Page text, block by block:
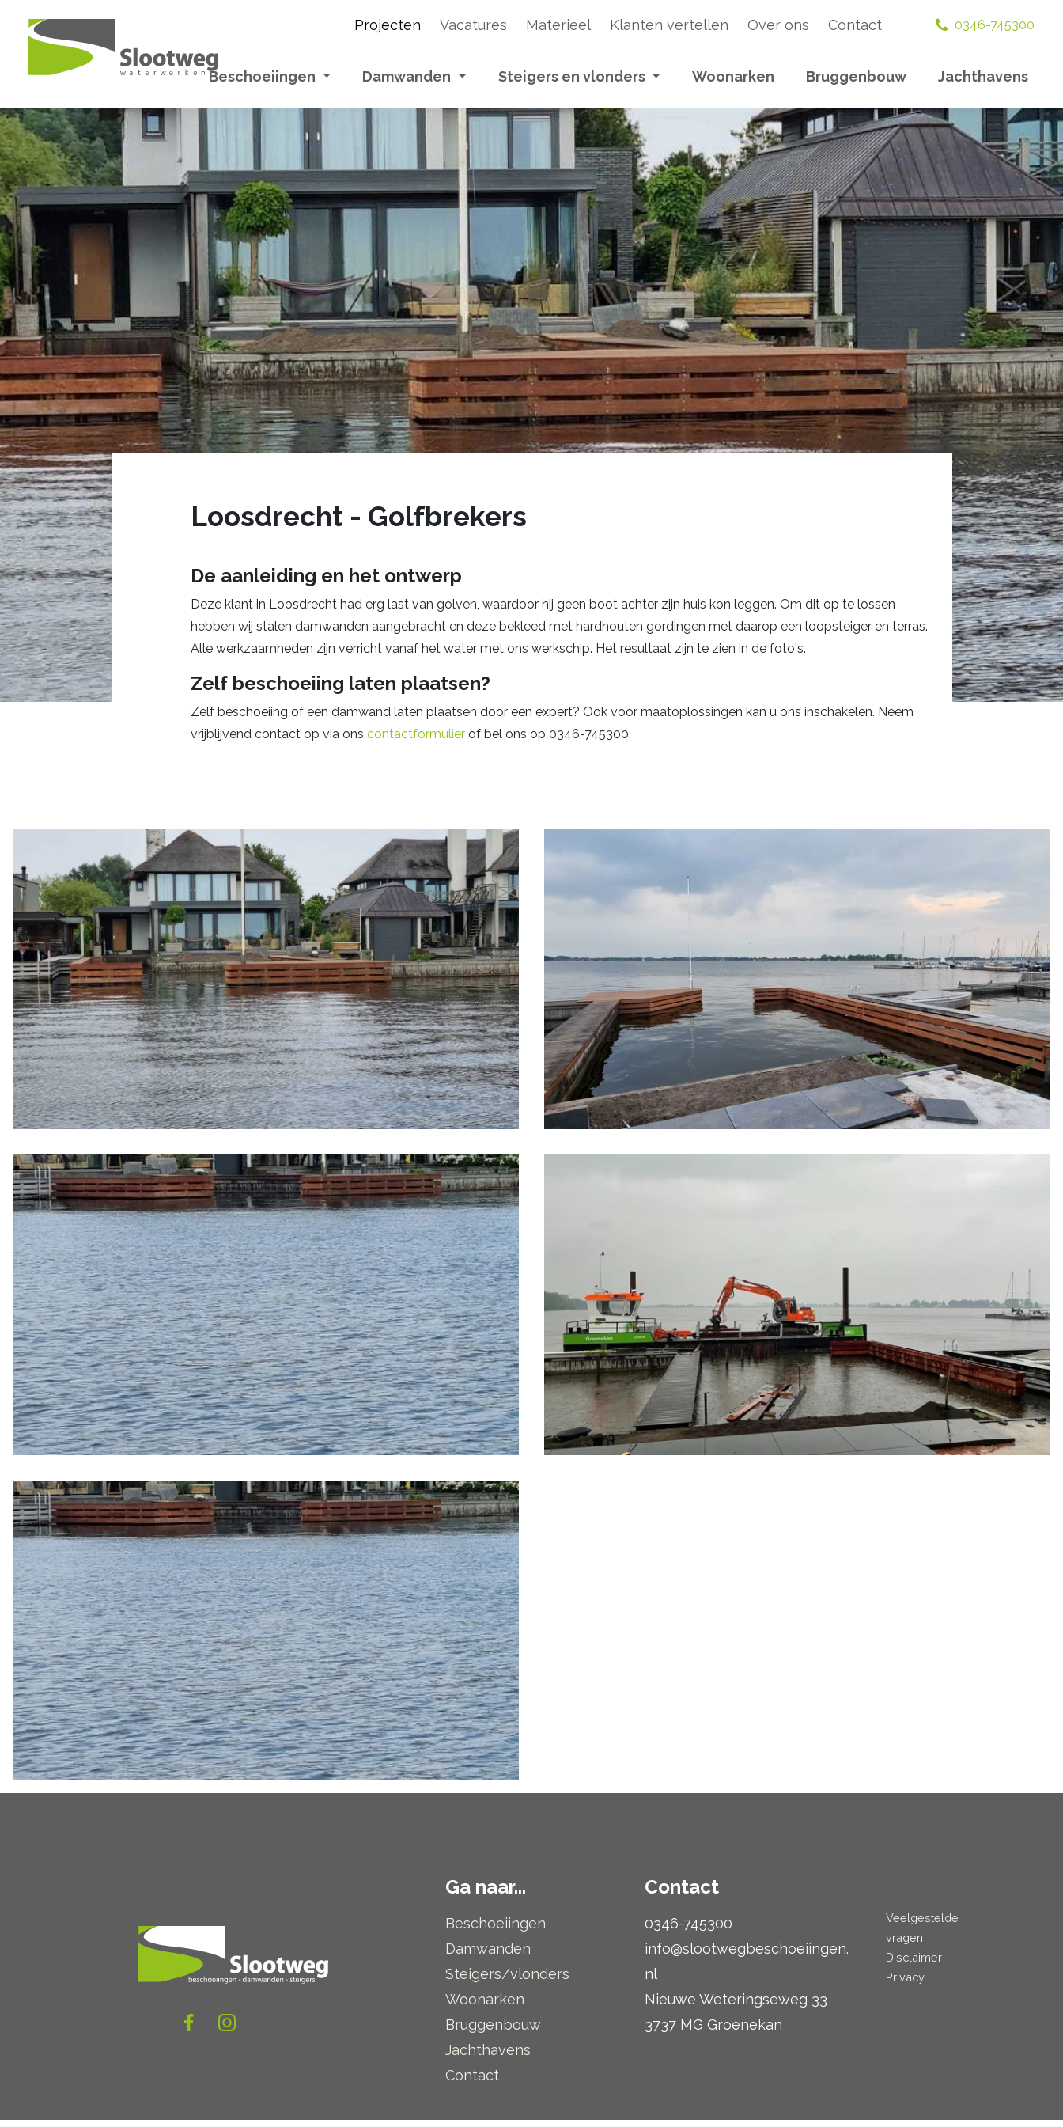
Projecten Vacatures Materieel Klanten vertellen Over ons Contact 0346-745300
Beschoeiingen Damwanden Steigers en vlonders Woonarken Bruggenbouw Jachthavens
Loosdrecht - Golfbrekers
De aanleiding en het ontwerp
Deze klant in Loosdrecht had erg last van golven, waardoor hij geen boot achter zijn huis kon leggen. Om dit op te lossen
hebben wij stalen damwanden aangebracht en deze bekleed met hardhouten gordingen met daarop een loopsteiger en terras.
Alle werkzaamheden zijn verricht vanaf het water met ons werkschip. Het resultaat zijn te zien in de foto's.
Zelf beschoeiing laten plaatsen?
Zelf beschoeiing of een damwand laten plaatsen door een expert? Ook voor maatoplossingen kan u ons inschakelen. Neem
vrijblijvend contact op via ons contactformulierof bel ons op 0346-745300.
Ga naar...
Beschoeiingen
Damwanden
Steigers/vlonders
Woonarken
Bruggenbouw
Jachthavens
Contact
Contact
0346-745300
info@slootwegbeschoeiingen.
nl
Nieuwe Weteringseweg 33
3737 MG Groenekan
Veelgestelde
vragen
Disclaimer
Privacy